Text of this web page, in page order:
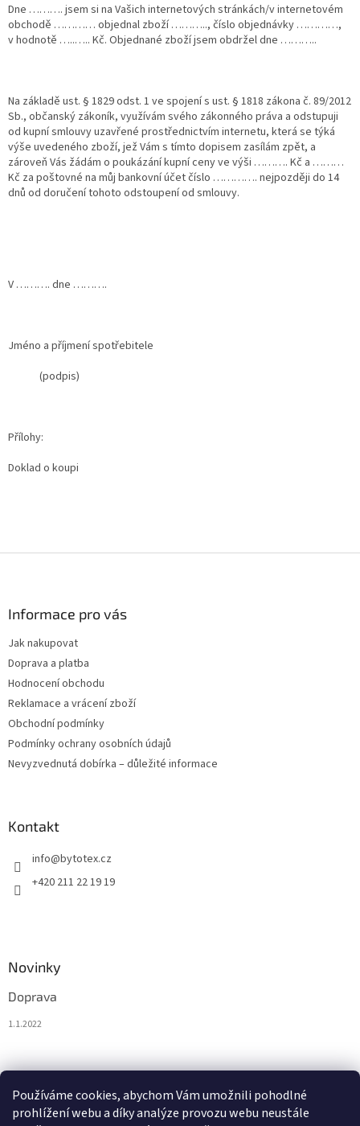
Používáme cookies, abychom Vám umožnili pohodlné
prohlížení webu a díky analýze provozu webu neustále
Dne ………. jsem si na Vašich internetových stránkách/v internetovém
obchodě ………… objednal zboží ……….., číslo objednávky …………,
v hodnotě …..….. Kč. Objednané zboží jsem obdržel dne ………..
Na základě ust. § 1829 odst. 1 ve spojení s ust. § 1818 zákona č. 89/2012
Sb., občanský zákoník, využívám svého zákonného práva a odstupuji
od kupní smlouvy uzavřené prostřednictvím internetu, která se týká
výše uvedeného zboží, jež Vám s tímto dopisem zasílám zpět, a
zároveň Vás žádám o poukázání kupní ceny ve výši ………. Kč a ………
Kč za poštovné na můj bankovní účet číslo …………. nejpozději do 14
dnů od doručení tohoto odstoupení od smlouvy.
V ………. dne ……….
Jméno a příjmení spotřebitele
(podpis)
Přílohy:
Doklad o koupi
Informace pro vás
Jak nakupovat
Doprava a platba
Hodnocení obchodu
Reklamace a vrácení zboží
Obchodní podmínky
Podmínky ochrany osobních údajů
Nevyzvednutá dobírka – důležité informace
Kontakt
info@bytotex.cz
+420 211 22 19 19
Novinky
Doprava
1.1.2022
Nákupní košík
0KS /0 KČ